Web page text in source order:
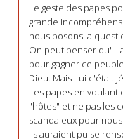
Le geste des papes
grande
nous posons la
On peut penser qu' Il
pour gagner ce
Dieu. Mais Lui c'était
Les papes en
"hôtes" et ne pas les
scandaleux pour
Ils auraient pu se